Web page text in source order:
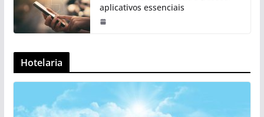
aplicativos essenciais
Hotelaria